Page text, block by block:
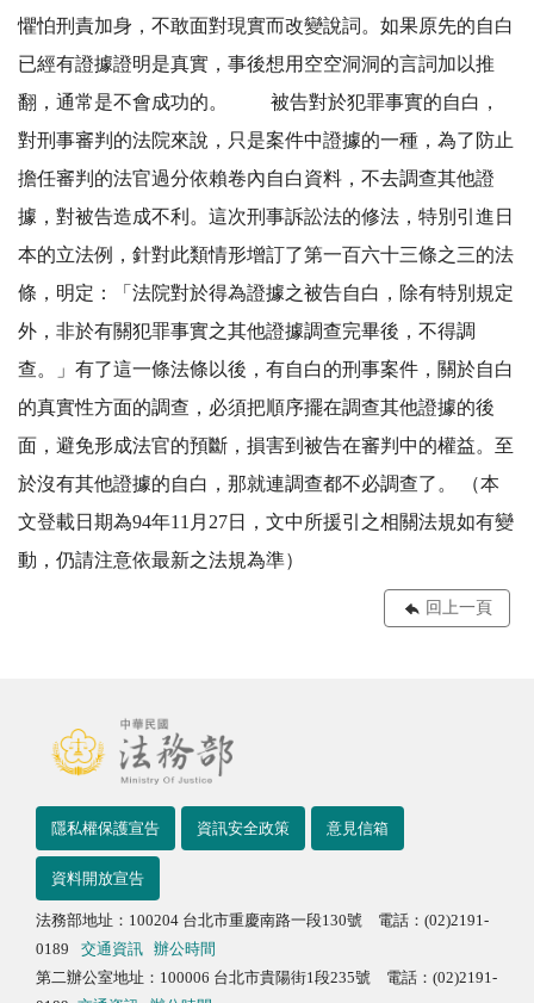
懼怕刑責加身，不敢面對現實而改變說詞。如果原先的自白
已經有證據證明是真實，事後想用空空洞洞的言詞加以推
翻，通常是不會成功的。 被告對於犯罪事實的自白，
對刑事審判的法院來說，只是案件中證據的一種，為了防止
擔任審判的法官過分依賴卷內自白資料，不去調查其他證
據，對被告造成不利。這次刑事訴訟法的修法，特別引進日
本的立法例，針對此類情形增訂了第一百六十三條之三的法
條，明定：「法院對於得為證據之被告自白，除有特別規定
外，非於有關犯罪事實之其他證據調查完畢後，不得調
查。」有了這一條法條以後，有自白的刑事案件，關於自白
的真實性方面的調查，必須把順序擺在調查其他證據的後
面，避免形成法官的預斷，損害到被告在審判中的權益。至
於沒有其他證據的自白，那就連調查都不必調查了。 （本
文登載日期為94年11月27日，文中所援引之相關法規如有變
動，仍請注意依最新之法規為準）
回上一頁
隱私權保護宣告 資訊安全政策 意見信箱
資料開放宣告
法務部地址：100204 台北市重慶南路一段130號 電話：(02)2191-
0189
交通資訊
辦公時間
第二辦公室地址：100006 台北市貴陽街1段235號 電話：(02)2191-